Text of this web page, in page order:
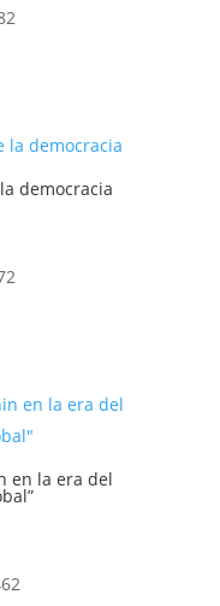
democracia
en la era del